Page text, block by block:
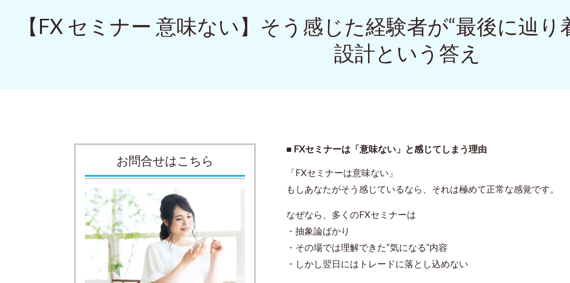
【FX セミナー 意味ない】そう感じた経験者が“最後に辿
設計という答え
■ FXセミナーは「意味ない」と感じてしまう理由
「FXセミナーは意味ない」
もしあなたがそう感じているなら、それは極めて正常な感覚です。
なぜなら、多くのFXセミナーは
・抽象論ばかり
・その場では理解できた“気になる”内容
・しかし翌日にはトレードに落とし込めない
お問合せはこちら